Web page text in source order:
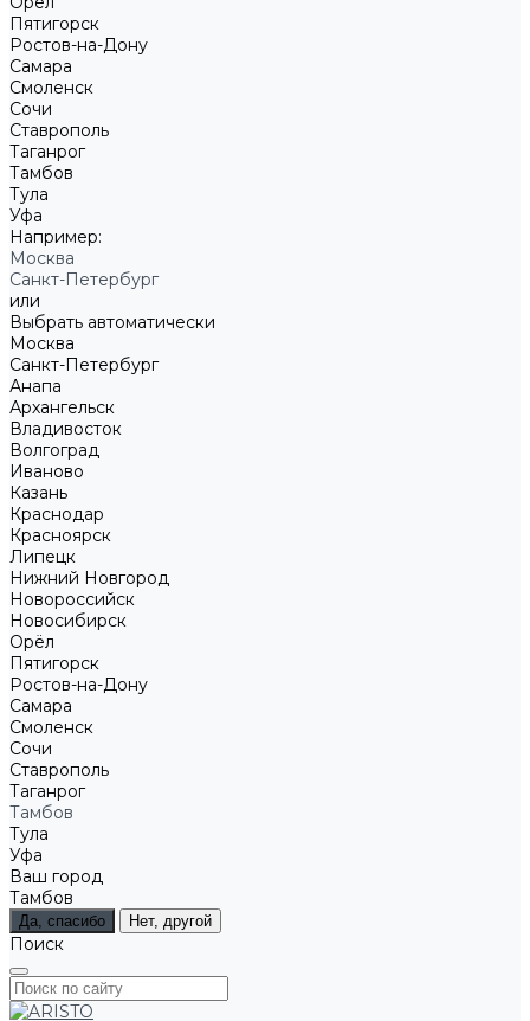
Пятигорск
Ростов-на-Дону
Самара
Смоленск
Сочи
Ставрополь
Таганрог
Тамбов
Тула
Уфа
Например:
Москва
Санкт-Петербург
или
Выбрать автоматически
Москва
Санкт-Петербург
Анапа
Архангельск
Владивосток
Волгоград
Иваново
Казань
Краснодар
Красноярск
Липецк
Нижний Новгород
Новороссийск
Новосибирск
Орёл
Пятигорск
Ростов-на-Дону
Самара
Смоленск
Сочи
Ставрополь
Таганрог
Тамбов
Тула
Уфа
Ваш город
Тамбов
Да, спасибо Нет, другой
Поиск